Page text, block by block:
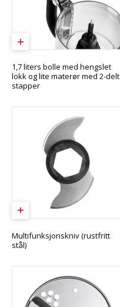
1,7 liters bolle med hengslet
lokk og lite materør med 2-delt
stapper
Multifunksjonskniv (rustfritt
stål)